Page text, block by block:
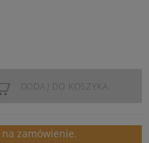
DODAJ DO KOSZYKA
na zamówienie.